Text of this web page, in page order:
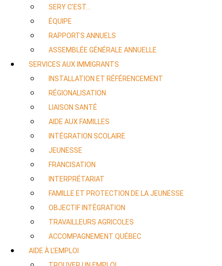
SERY C’EST…
ÉQUIPE
RAPPORTS ANNUELS
ASSEMBLÉE GÉNÉRALE ANNUELLE
SERVICES AUX IMMIGRANTS
INSTALLATION ET RÉFÉRENCEMENT
RÉGIONALISATION
LIAISON SANTÉ
AIDE AUX FAMILLES
INTÉGRATION SCOLAIRE
JEUNESSE
FRANCISATION
INTERPRÉTARIAT
FAMILLE ET PROTECTION DE LA JEUNESSE
OBJECTIF INTÉGRATION
TRAVAILLEURS AGRICOLES
ACCOMPAGNEMENT QUÉBEC
AIDE À L’EMPLOI